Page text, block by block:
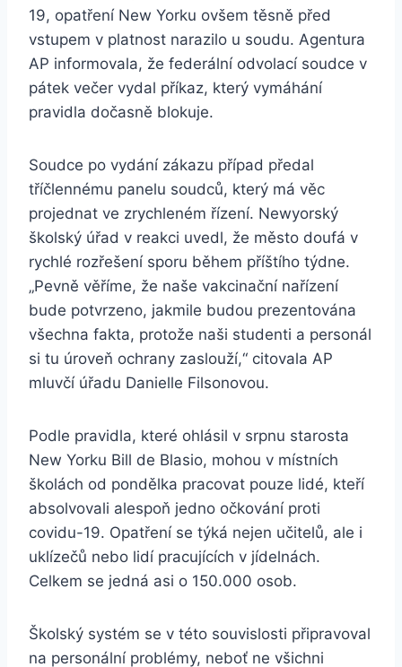
19, opatření New Yorku ovšem těsně před
vstupem v platnost narazilo u soudu. Agentura
AP informovala, že federální odvolací soudce v
pátek večer vydal příkaz, který vymáhání
pravidla dočasně blokuje.
Soudce po vydání zákazu případ předal
tříčlennému panelu soudců, který má věc
projednat ve zrychleném řízení. Newyorský
školský úřad v reakci uvedl, že město doufá v
rychlé rozřešení sporu během příštího týdne.
„Pevně věříme, že naše vakcinační nařízení
bude potvrzeno, jakmile budou prezentována
všechna fakta, protože naši studenti a personál
si tu úroveň ochrany zaslouží,“ citovala AP
mluvčí úřadu Danielle Filsonovou.
Podle pravidla, které ohlásil v srpnu starosta
New Yorku Bill de Blasio, mohou v místních
školách od pondělka pracovat pouze lidé, kteří
absolvovali alespoň jedno očkování proti
covidu-19. Opatření se týká nejen učitelů, ale i
uklízečů nebo lidí pracujících v jídelnách.
Celkem se jedná asi o 150.000 osob.
Školský systém se v této souvislosti připravoval
na personální problémy, neboť ne všichni